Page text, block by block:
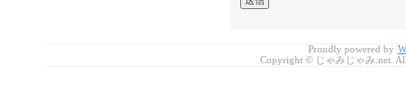
Proudly powered by
Copyright © じゃみじゃみ.net.